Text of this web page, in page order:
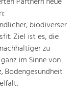
biodiverser
Ziel ist es, die
zu
im Sinne von
Bodengesundheit